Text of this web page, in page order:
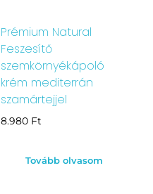
Prémium Natural
Feszesítő
szemkörnyékápoló
krém mediterrán
szamártejjel
8.980 Ft
Tovább olvasom